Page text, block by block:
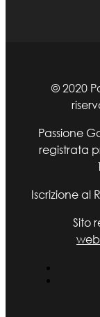
© 2020
Passione
registrata
Iscrizione al
Sito